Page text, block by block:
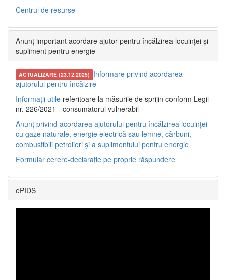
Centrul de resurse
Anunț important acordare ajutor pentru încălzirea locuinței și
supliment pentru energie
ACTUALIZARE (23.12.2025) Informare privind acordarea
ajutorului pentru încălzire
Informații utile referitoare la măsurile de sprijin conform Legii
nr. 226/2021 - consumatorul vulnerabil
Anunț privind acordarea ajutorului pentru încălzirea locuinței
cu gaze naturale, energie electrică sau lemne, cărbuni,
combustibili petrolieri și a suplimentului pentru energie
Formular cerere-declarație pe proprie răspundere
ePIDS